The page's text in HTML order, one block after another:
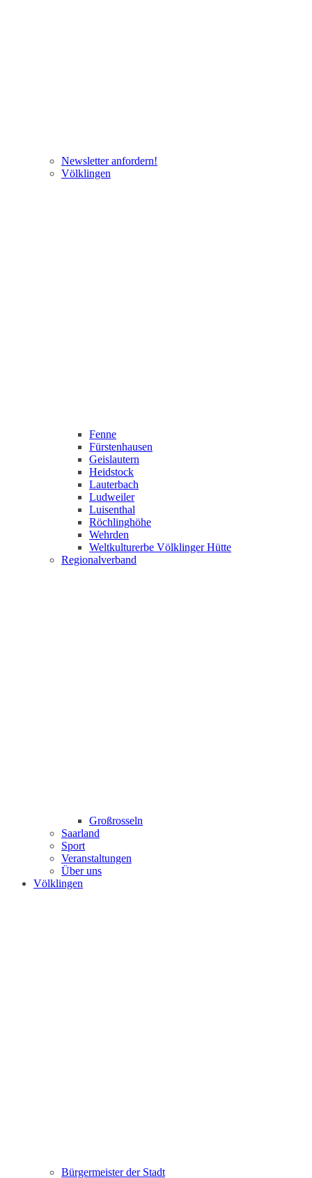
Newsletter anfordern!
Völklingen
Fenne
Fürstenhausen
Geislautern
Heidstock
Lauterbach
Ludweiler
Luisenthal
Röchlinghöhe
Wehrden
Weltkulturerbe Völklinger Hütte
Regionalverband
Großrosseln
Saarland
Sport
Veranstaltungen
Über uns
Völklingen
Bürgermeister der Stadt